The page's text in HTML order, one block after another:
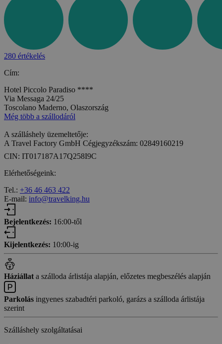
280 értékelés
Cím:
Hotel Piccolo Paradiso ****
Via Messaga 24/25
Toscolano Maderno, Olaszország
Még több a szállodáról
A szálláshely üzemeltetője:
A Travel Factory GmbH Cégjegyzékszám: 02849160219
CIN: IT017187A17Q258I9C
Elérhetőségeink:
Tel.: +36 46 463 422
E-mail: info@travelking.hu
Bejelentkezés: 16:00-től
Kijelentkezés: 10:00-ig
Háziállat a szálloda árlistája alapján, előzetes megbeszélés alapján
Parkolás ingyenes szabadtéri parkoló, garázs a szálloda árlistája
szerint
Szálláshely szolgáltatásai